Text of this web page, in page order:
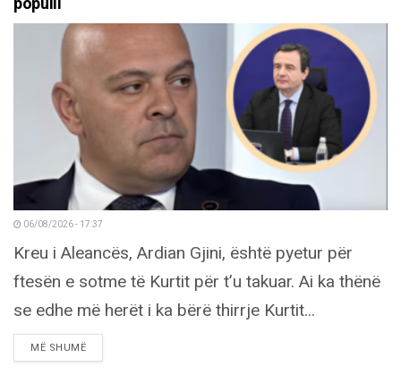
06/08/2026 - 17:37
Kreu i Aleancës, Ardian Gjini, është pyetur për
ftesën e sotme të Kurtit për t’u takuar. Ai ka thënë
se edhe më herët i ka bërë thirrje Kurtit...
MË SHUMËDETAILS